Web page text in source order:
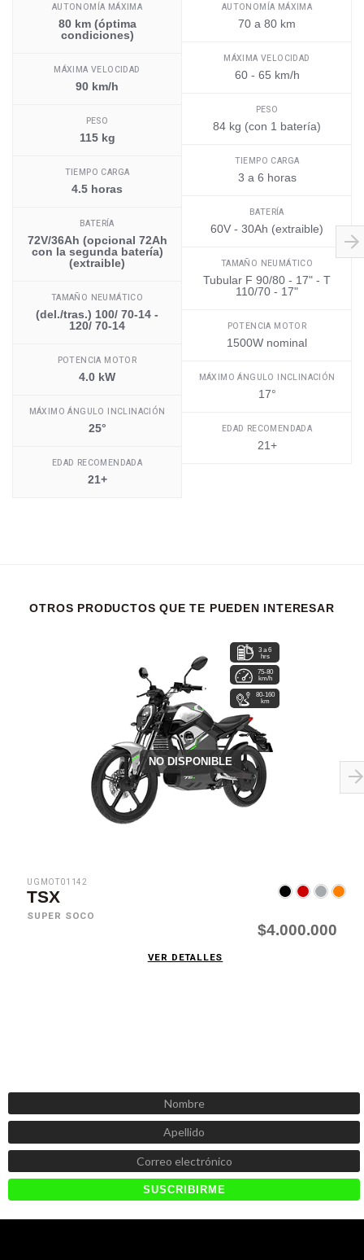
AUTONOMÍA MÁXIMA
80 km (óptima
condiciones)
MÁXIMA VELOCIDAD
90 km/h
PESO
115 kg
TIEMPO CARGA
4.5 horas
BATERÍA
72V/36Ah (opcional 72Ah
con la segunda batería)
(extraible)
TAMAÑO NEUMÁTICO
(del./tras.) 100/ 70-14 -
120/ 70-14
POTENCIA MOTOR
4.0 kW
MÁXIMO ÁNGULO INCLINACIÓN
25°
EDAD RECOMENDADA
21+
AUTONOMÍA MÁXIMA
70 a 80 km
MÁXIMA VELOCIDAD
60 - 65 km/h
PESO
84 kg (con 1 batería)
TIEMPO CARGA
3 a 6 horas
BATERÍA
60V - 30Ah (extraible)
TAMAÑO NEUMÁTICO
Tubular F 90/80 - 17" - T
110/70 - 17"
POTENCIA MOTOR
1500W nominal
MÁXIMO ÁNGULO INCLINACIÓN
17°
EDAD RECOMENDADA
21+
OTROS PRODUCTOS QUE TE PUEDEN INTERESAR
NO DISPONIBLE
3 a 6
hrs
75-80
km/h
80-160
km
UGMOT01142
TSX
SUPER SOCO
$4.000.000
VER DETALLES